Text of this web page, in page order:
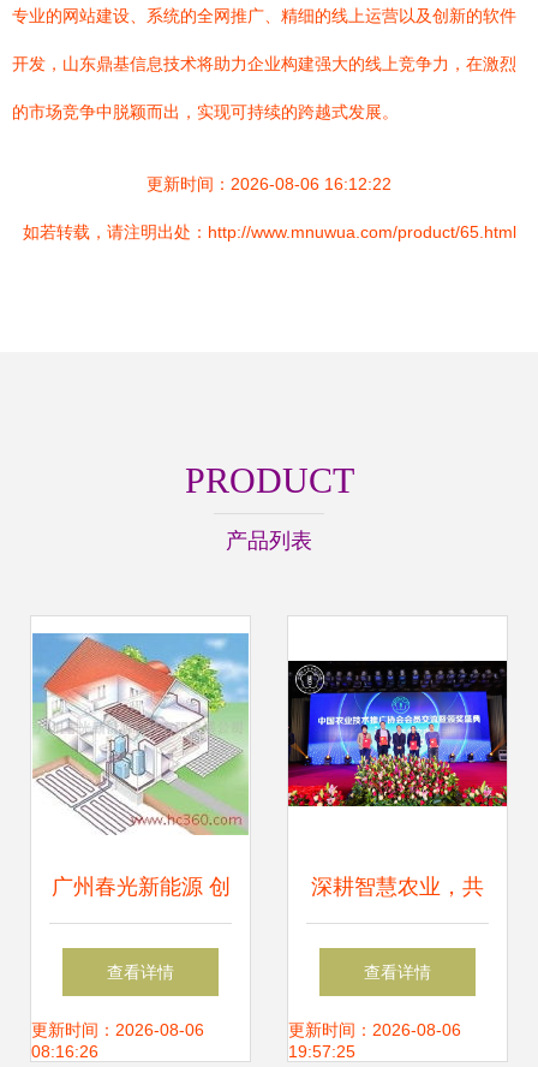
专业的网站建设、系统的全网推广、精细的线上运营以及创新的软件
开发，山东鼎基信息技术将助力企业构建强大的线上竞争力，在激烈
的市场竞争中脱颖而出，实现可持续的跨越式发展。
更新时间：2026-08-06 16:12:22
如若转载，请注明出处：http://www.mnuwua.com/product/65.html
PRODUCT
产品列表
广州春光新能源 创
新科技驱动绿色能
源未来
查看详情
更新时间：2026-08-06
08:16:26
深耕智慧农业，共
促技术推广——中
国农业技术推广协
查看详情
更新时间：2026-08-06
19:57:25